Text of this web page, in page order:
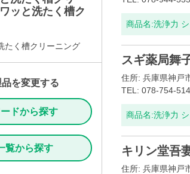
ッと洗たく槽ク
たく槽クリーニング
を変更する
ドから探す
覧から探す
商品名:洗浄力
スギ薬局舞
住所: 兵庫県神戸
TEL: 078-754-
商品名:洗浄力
キリン堂吾
住所: 兵庫県神戸